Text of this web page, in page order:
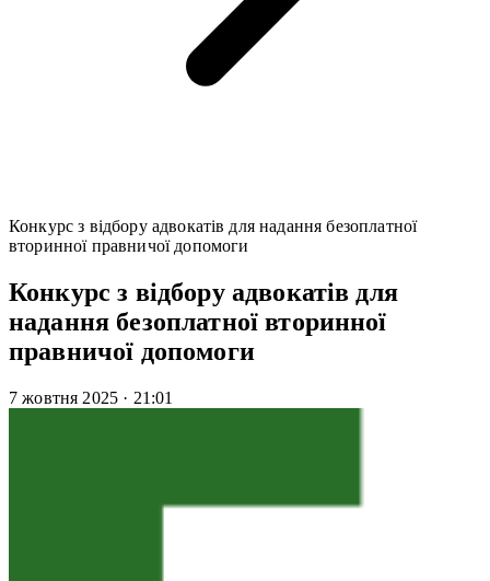
Конкурс з відбору адвокатів для надання безоплатної
вторинної правничої допомоги
Конкурс з відбору адвокатів для
надання безоплатної вторинної
правничої допомоги
7 жовтня 2025 · 21:01